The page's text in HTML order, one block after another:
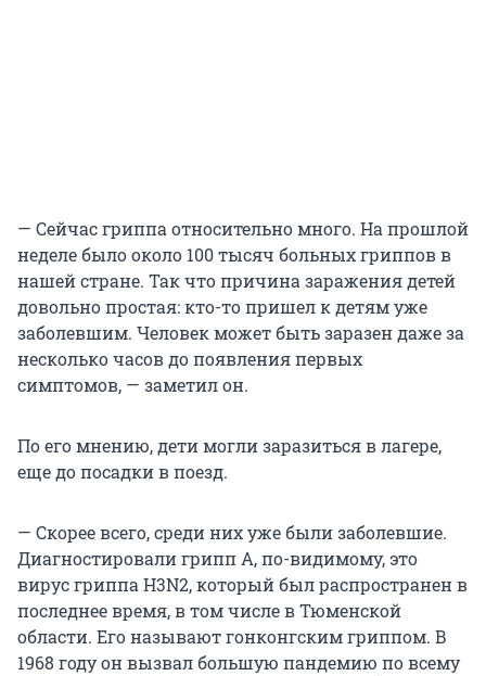
— Сейчас гриппа относительно много. На прошлой
неделе было около 100 тысяч больных гриппов в
нашей стране. Так что причина заражения детей
довольно простая: кто-то пришел к детям уже
заболевшим. Человек может быть заразен даже за
несколько часов до появления первых
симптомов, — заметил он.
По его мнению, дети могли заразиться в лагере,
еще до посадки в поезд.
— Скорее всего, среди них уже были заболевшие.
Диагностировали грипп А, по-видимому, это
вирус гриппа H3N2, который был распространен в
последнее время, в том числе в Тюменской
области. Его называют гонконгским гриппом. В
1968 году он вызвал большую пандемию по всему